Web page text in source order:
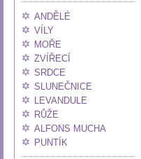
ANDĚLÉ
VÍLY
MOŘE
ZVÍŘECÍ
SRDCE
SLUNEČNICE
LEVANDULE
RŮŽE
ALFONS MUCHA
PUNTÍK